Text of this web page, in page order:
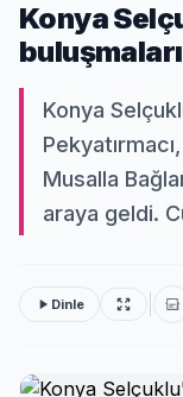
Konya
buluşmaları
Konya
Musalla
araya geldi.
Dinle